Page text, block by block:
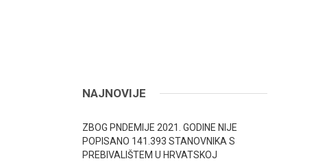
NAJNOVIJE
ZBOG PNDEMIJE 2021. GODINE NIJE
POPISANO 141.393 STANOVNIKA S
PREBIVALIŠTEM U HRVATSKOJ